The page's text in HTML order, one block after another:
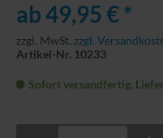
ab 49,95 € *
zzgl. MwSt. zzgl.
Artikel-Nr. 10233
Sofort versandfertig,